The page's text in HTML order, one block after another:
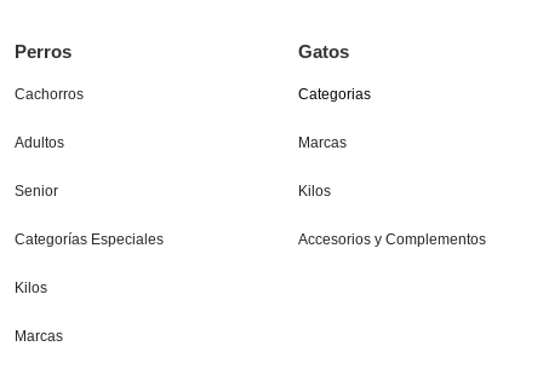
Perros
Cachorros
Adultos
Senior
Categorías Especiales
Kilos
Marcas
Gatos
Categorias
Marcas
Kilos
Accesorios y Complementos